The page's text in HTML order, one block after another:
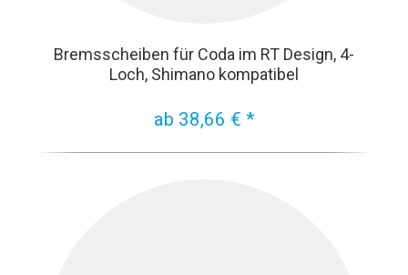
Bremsscheiben für Coda im RT Design, 4-
Loch, Shimano kompatibel
ab 38,66 € *